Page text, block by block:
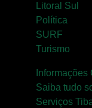
Surf
Informações
Gerais
Serviços
do Sul
Litoral Sul
Política
SURF
Turismo
Informações
Saiba tudo
Serviços